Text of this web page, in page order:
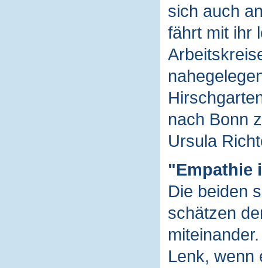
sich auch
fährt mit ihr
nach Bonn
Ursula
"Empathie
Die beiden
schätzen
Lenk, wenn